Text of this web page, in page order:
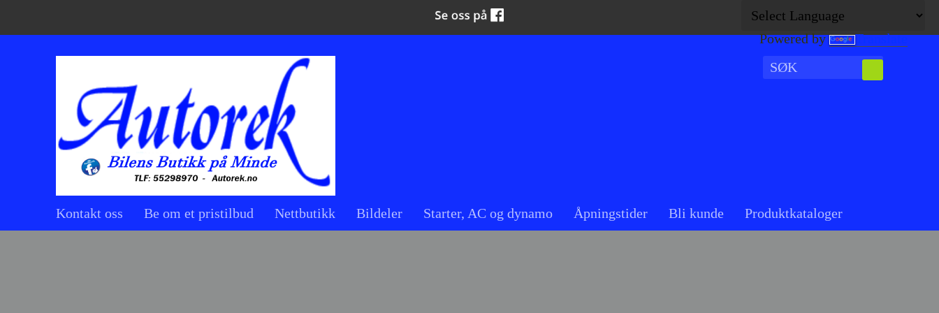
Kontakt oss Be om et pristilbud Nettbutikk Bildeler Starter, AC og dynamo Åpningstider Bli kunde Produktkataloger
Powered by Translate